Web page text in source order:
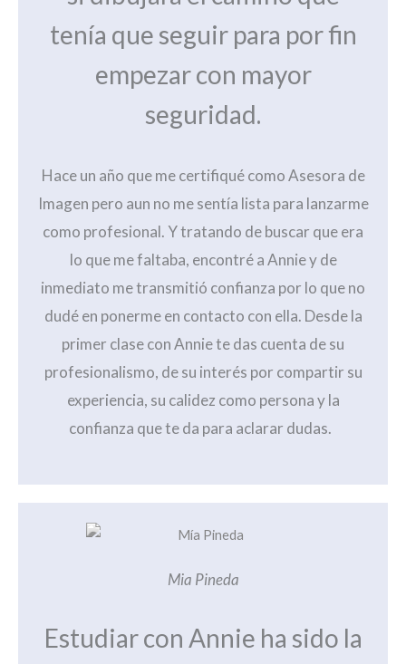
tenía que seguir para por fin
empezar con mayor
seguridad.
Hace un año que me certifiqué como Asesora de
Imagen pero aun no me sentía lista para lanzarme
como profesional. Y tratando de buscar que era
lo que me faltaba, encontré a Annie y de
inmediato me transmitió confianza por lo que no
dudé en ponerme en contacto con ella. Desde la
primer clase con Annie te das cuenta de su
profesionalismo, de su interés por compartir su
experiencia, su calidez como persona y la
confianza que te da para aclarar dudas.
Mia Pineda
Estudiar con Annie ha sido la